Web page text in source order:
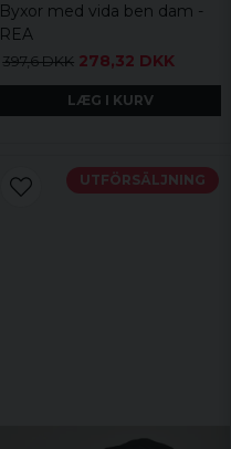
Byxor med vida ben dam -
REA
397,6 DKK 278,32 DKK
LÆG I KURV
UTFÖRSÄLJNING